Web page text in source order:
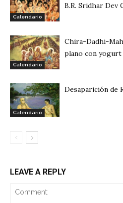
Calendario
B.R. Sridhar Dev
Calendario
Chira-Dadhi-
plano con
Calendario
Desaparición de
LEAVE A REPLY